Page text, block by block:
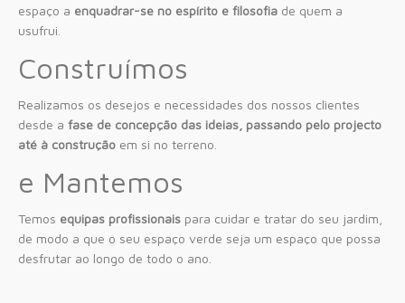
espaço a enquadrar-se no espírito e filosofia de quem a
usufrui.
Construímos
Realizamos os desejos e necessidades dos nossos clientes
desde a fase de concepção das ideias, passando pelo projecto
até à construção em si no terreno.
e Mantemos
Temos equipas profissionais para cuidar e tratar do seu jardim,
de modo a que o seu espaço verde seja um espaço que possa
desfrutar ao longo de todo o ano.